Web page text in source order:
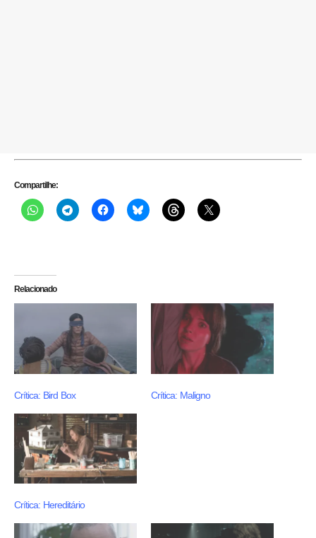
Compartilhe:
Relacionado
Crítica: Bird Box Crítica: Maligno
Crítica: Hereditário